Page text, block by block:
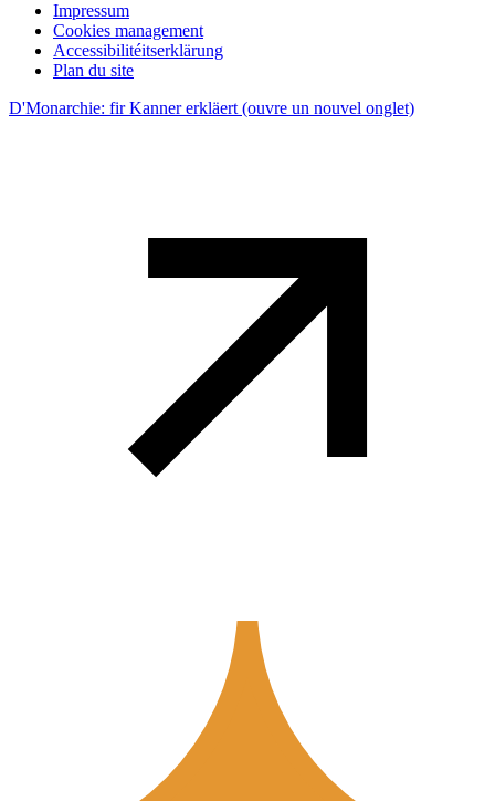
Impressum
Cookies management
Accessibilitéitserklärung
Plan du site
D'Monarchie: fir Kanner erkläert (ouvre un nouvel onglet)